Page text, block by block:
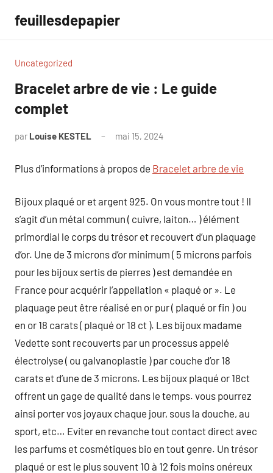
contenu
feuillesdepapier
Uncategorized
Bracelet arbre de vie : Le guide
complet
par Louise KESTEL mai 15, 2024
Plus d’informations à propos de Bracelet arbre de vie
Bijoux plaqué or et argent 925. On vous montre tout ! Il
s’agit d’un métal commun ( cuivre, laiton… ) élément
primordial le corps du trésor et recouvert d’un plaquage
d’or. Une de 3 microns d’or minimum ( 5 microns parfois
pour les bijoux sertis de pierres ) est demandée en
France pour acquérir l’appellation « plaqué or ». Le
plaquage peut être réalisé en or pur ( plaqué or fin ) ou
en or 18 carats ( plaqué or 18 ct ). Les bijoux madame
Vedette sont recouverts par un processus appelé
électrolyse ( ou galvanoplastie ) par couche d’or 18
carats et d’une de 3 microns. Les bijoux plaqué or 18ct
offrent un gage de qualité dans le temps. vous pourrez
ainsi porter vos joyaux chaque jour, sous la douche, au
sport, etc… Eviter en revanche tout contact direct avec
les parfums et cosmétiques bio en tout genre. Un trésor
plaqué or est le plus souvent 10 à 12 fois moins onéreux